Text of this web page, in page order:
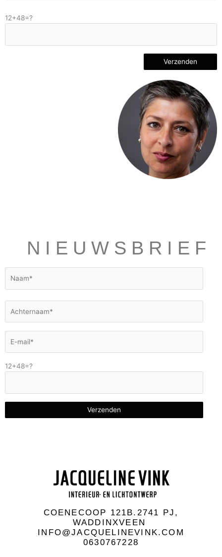
12+48=?
NIEUWSBRIEF
12+48=?
COENECOOP 121B.2741 PJ,
WADDINXVEEN
INFO@JACQUELINEVINK.COM
0630767228